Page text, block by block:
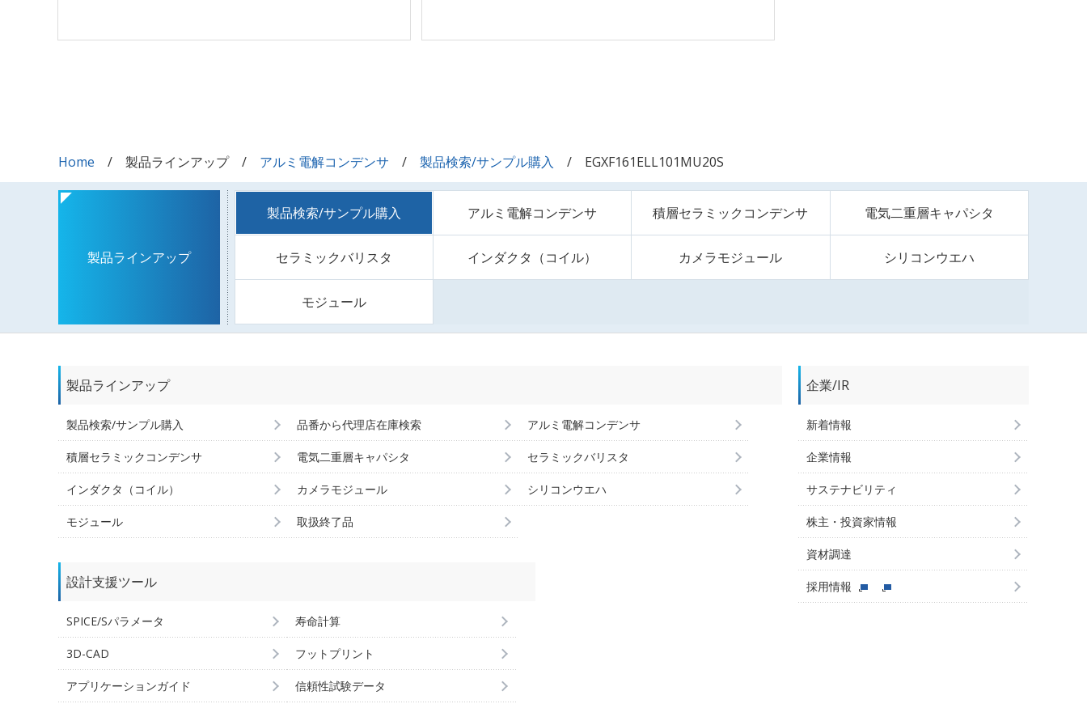
Home 製品ラインアップ アルミ電解コンデンサ 製品検索/サンプル購入 EGXF161ELL101MU20S
製品ラインアップ
製品検索/サンプル購入 アルミ電解コンデンサ 積層セラミックコンデンサ 電気二重層キャパシタ
セラミックバリスタ インダクタ（コイル） カメラモジュール シリコンウエハ
モジュール
製品ラインアップ
製品検索/サンプル購入 品番から代理店在庫検索 アルミ電解コンデンサ
積層セラミックコンデンサ 電気二重層キャパシタ セラミックバリスタ
インダクタ（コイル） カメラモジュール シリコンウエハ
モジュール 取扱終了品
設計支援ツール
SPICE/Sパラメータ 寿命計算
3D-CAD フットプリント
アプリケーションガイド 信頼性試験データ
企業/IR
新着情報
企業情報
サステナビリティ
株主・投資家情報
資材調達
採用情報